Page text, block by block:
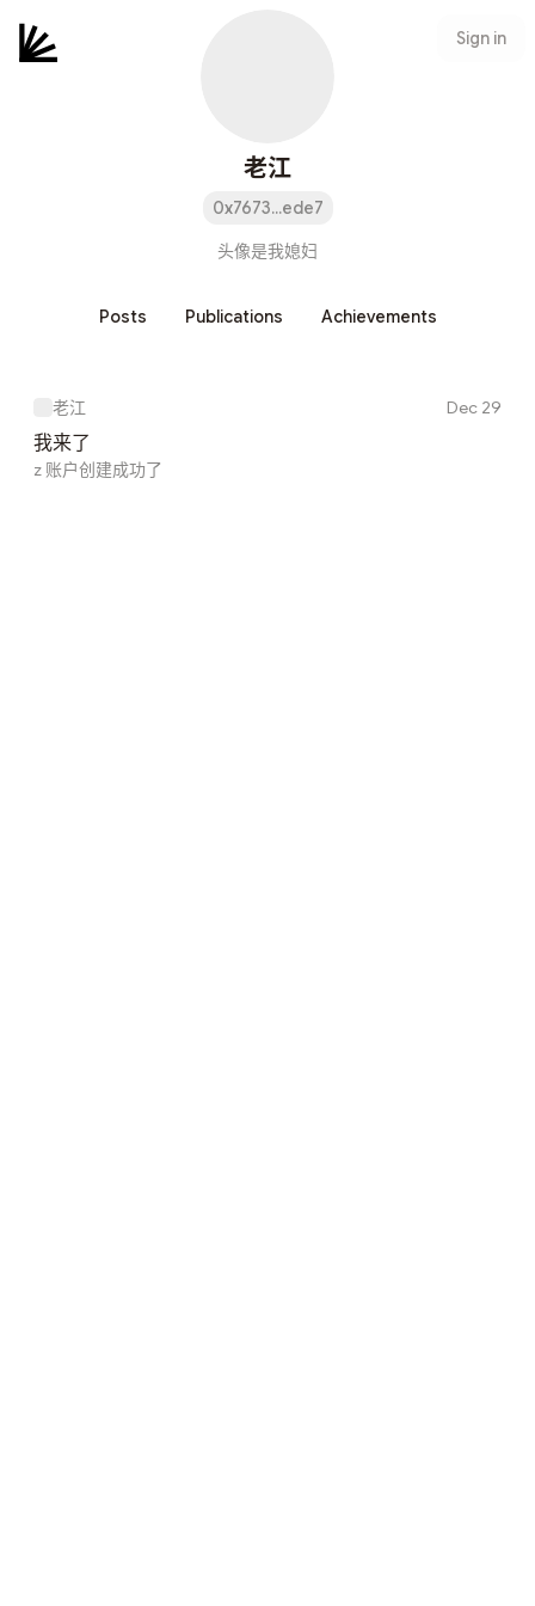
Sign in
老江
0x7673...ede7
头像是我媳妇
Posts Publications Achievements
老江 Dec 29
我来了
z 账户创建成功了